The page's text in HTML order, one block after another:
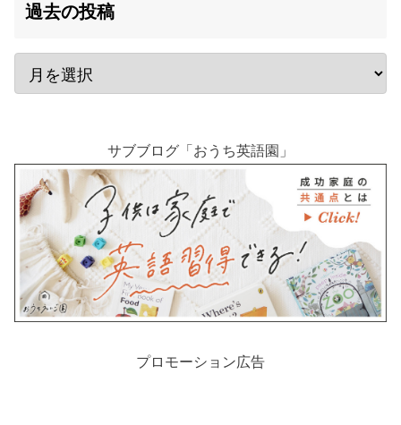
過去の投稿
サブブログ「おうち英語園」
プロモーション広告